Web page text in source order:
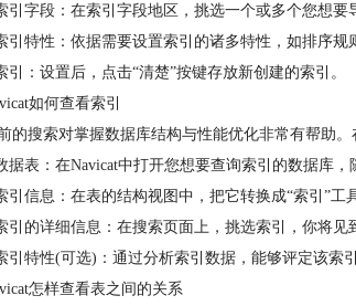
引字段：在索引字段地区，挑选一个或多个您想
引特性：依据需要设置索引的诸多特性，如排序规
引：设置后，点击“清楚”按键存放新创建的索引。
如何查看索引
的搜索对掌握数据库结构与性能优化非常有帮助。
据表：在Navicat中打开您想要查询索引的数据库，
引信息：在表的结构视图中，把它转换成“索引”工
引的详细信息：在搜索页面上，挑选索引，你将
引特性(可选)：通过分析索引数据，能够评定该索
怎样查看表之间的关系